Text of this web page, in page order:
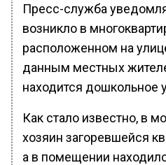
Пресс-служба
возникло в
расположенном на
данным местных
находится дошкольное
Как стало известно, в
хозяин загоревшейся
а в помещении